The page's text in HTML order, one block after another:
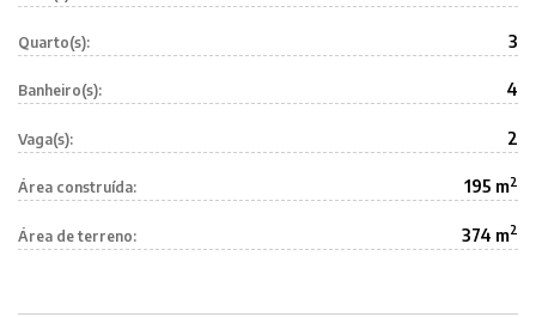
Quarto(s): 3
Banheiro(s): 4
Vaga(s): 2
Área construída: 195 m2
Área de terreno: 374 m2